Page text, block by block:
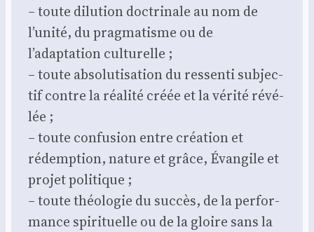
– toute dilu­tion doc­tri­nale au nom de
l’unité, du prag­ma­tisme ou de
l’adaptation cultu­relle ;
– toute abso­lu­ti­sa­tion du res­sen­ti sub­jec­
tif contre la réa­li­té créée et la véri­té révé­
lée ;
– toute confu­sion entre créa­tion et
rédemp­tion, nature et grâce, Évan­gile et
pro­jet poli­tique ;
– toute théo­lo­gie du suc­cès, de la per­for­
mance spi­ri­tuelle ou de la gloire sans la